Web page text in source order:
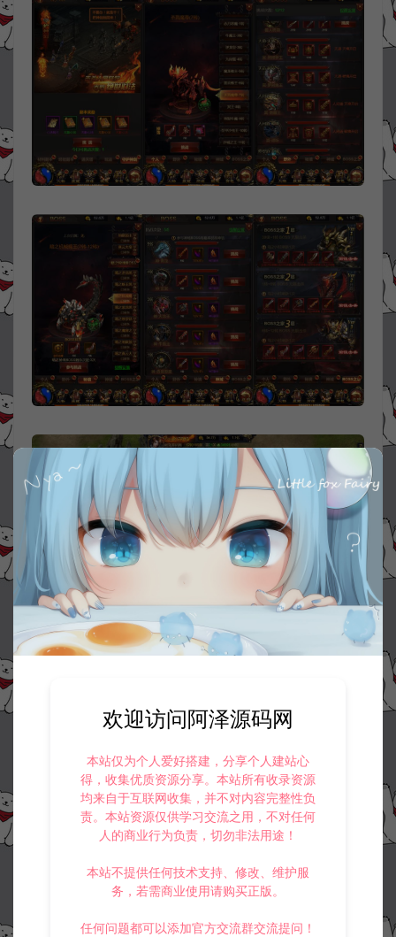
欢迎访问阿泽源码网
本站仅为个人爱好搭建，分享个人建站心
得，收集优质资源分享。本站所有收录资源
均来自于互联网收集，并不对内容完整性负
责。本站资源仅供学习交流之用，不对任何
人的商业行为负责，切勿非法用途！
本站不提供任何技术支持、修改、维护服
务，若需商业使用请购买正版。
任何问题都可以添加官方交流群交流提问！